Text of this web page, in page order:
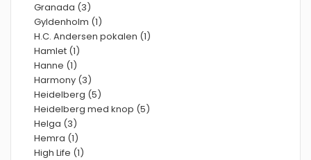
Granada (3)
Gyldenholm (1)
H.C. Andersen pokalen (1)
Hamlet (1)
Hanne (1)
Harmony (3)
Heidelberg (5)
Heidelberg med knop (5)
Helga (3)
Hemra (1)
High Life (1)